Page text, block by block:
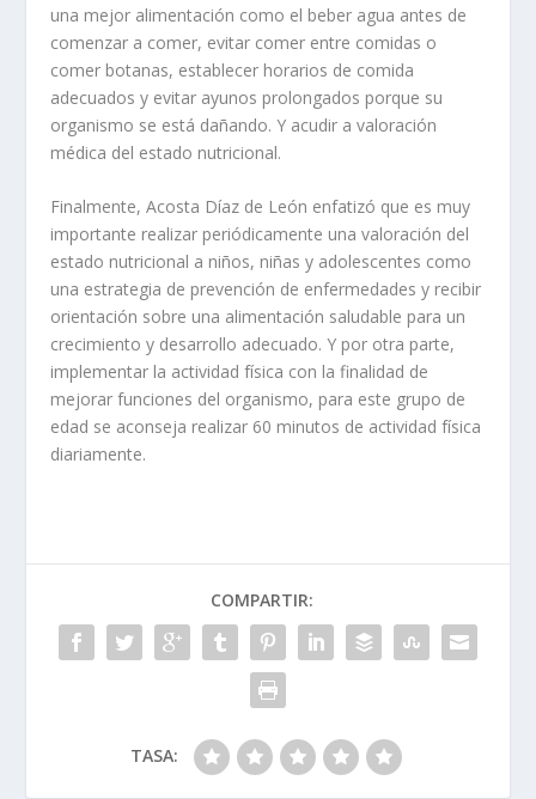
una mejor alimentación como el beber agua antes de
comenzar a comer, evitar comer entre comidas o
comer botanas, establecer horarios de comida
adecuados y evitar ayunos prolongados porque su
organismo se está dañando. Y acudir a valoración
médica del estado nutricional.
Finalmente, Acosta Díaz de León enfatizó que es muy
importante realizar periódicamente una valoración del
estado nutricional a niños, niñas y adolescentes como
una estrategia de prevención de enfermedades y recibir
orientación sobre una alimentación saludable para un
crecimiento y desarrollo adecuado. Y por otra parte,
implementar la actividad física con la finalidad de
mejorar funciones del organismo, para este grupo de
edad se aconseja realizar 60 minutos de actividad física
diariamente.
COMPARTIR:
TASA: